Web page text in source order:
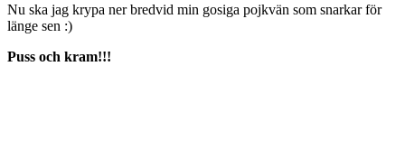
Nu ska jag krypa ner bredvid min gosiga pojkvän som snarkar för
länge sen :)
Puss och kram!!!